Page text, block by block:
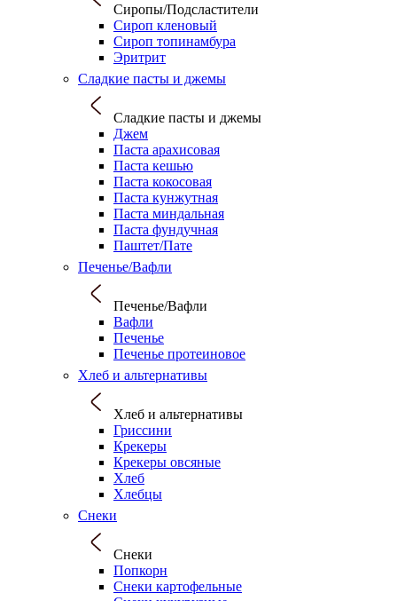
Сиропы/Подсластители
Сироп кленовый
Сироп топинамбура
Эритрит
Сладкие пасты и джемы
Сладкие пасты и джемы
Джем
Паста арахисовая
Паста кешью
Паста кокосовая
Паста кунжутная
Паста миндальная
Паста фундучная
Паштет/Пате
Печенье/Вафли
Печенье/Вафли
Вафли
Печенье
Печенье протеиновое
Хлеб и альтернативы
Хлеб и альтернативы
Гриссини
Крекеры
Крекеры овсяные
Хлеб
Хлебцы
Снеки
Снеки
Попкорн
Снеки картофельные